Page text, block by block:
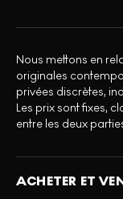
Nous mettons en
originales
privées discrètes,
Les prix sont fixes,
entre les deux
ACHETER ET